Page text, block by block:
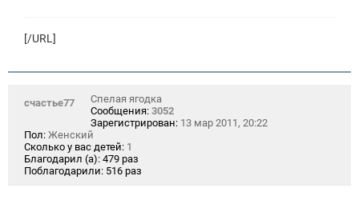
[/URL]
счастье77
Спелая ягодка
Сообщения: 3052
Зарегистрирован: 13 мар 2011, 20:22
Пол: Женский
Сколько у вас детей: 1
Благодарил (а): 479 раз
Поблагодарили: 516 раз